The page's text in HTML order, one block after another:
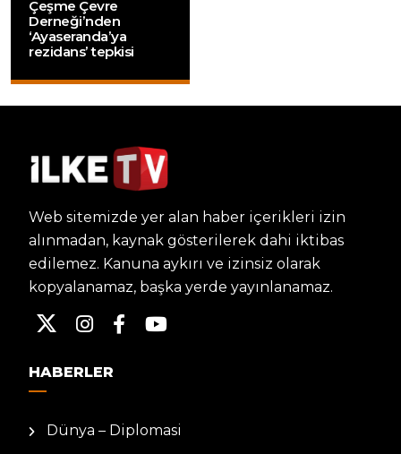
Çeşme Çevre
Derneği’nden
‘Ayaseranda’ya
rezidans’ tepkisi
Web sitemizde yer alan haber içerikleri izin
alınmadan, kaynak gösterilerek dahi iktibas
edilemez. Kanuna aykırı ve izinsiz olarak
kopyalanamaz, başka yerde yayınlanamaz.
HABERLER
Dünya – Diplomasi